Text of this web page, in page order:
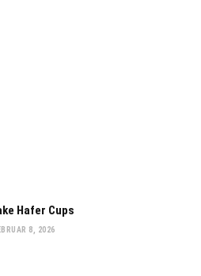
Hafer Cups
8, 2026